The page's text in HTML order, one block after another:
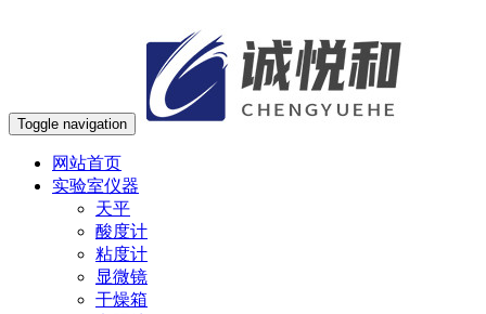
Toggle navigation
网站首页
实验室仪器
天平
酸度计
粘度计
显微镜
干燥箱